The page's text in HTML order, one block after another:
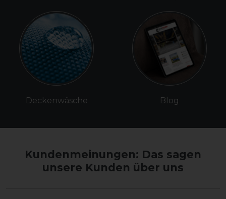
Deckenwäsche Blog
Kundenmeinungen: Das sagen
unsere Kunden über uns